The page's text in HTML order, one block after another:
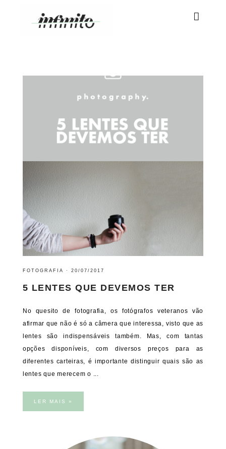
FOTOGRAFIA · 20/07/2017
5 LENTES QUE DEVEMOS TER
No quesito de fotografia, os fotógrafos veteranos vão
afirmar que não é só a câmera que interessa, visto que as
lentes são indispensáveis também. Mas, com tantas
opções disponíveis, com diversos preços para as
diferentes carteiras, é importante distinguir quais são as
lentes que merecem o ...
LER MAIS »